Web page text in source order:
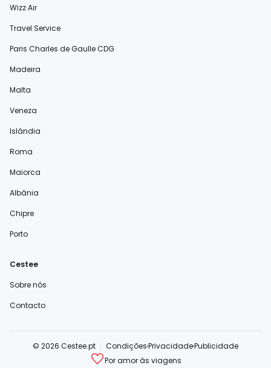
Wizz Air
Travel Service
Paris Charles de Gaulle CDG
Madeira
Malta
Veneza
Islândia
Roma
Maiorca
Albânia
Chipre
Porto
Cestee
Sobre nós
Contacto
© 2026 Cestee.pt CondiçõesPrivacidadePublicidade
Por amor às viagens